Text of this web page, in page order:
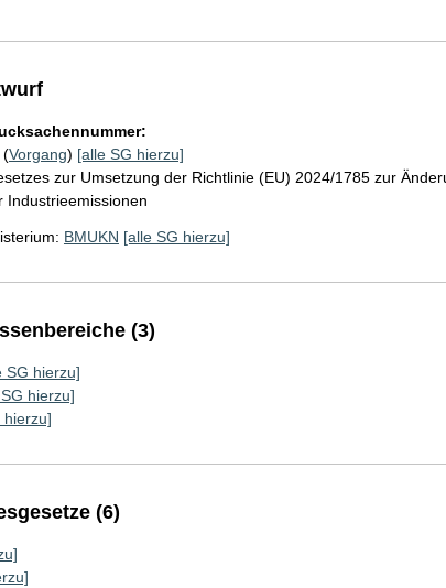
(Vorgang) [alle SG hierzu]
zur Umsetzung der Richtlinie (EU) 2024/1785 zur
Industrieemissionen
BMUKN [alle SG hierzu]
(3)
SG hierzu]
hierzu]
hierzu]
(6)